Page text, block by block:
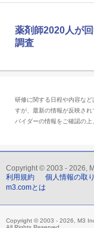
薬剤師2020人が
調査
研修に関する日程や内容な
すが、最新の情報が反映さ
バイダーの情報をご確認の上
Copyright © 2003 - 2026,
利用規約
個人情報の取
m3.comとは
Copyright © 2003 - 2026, M3